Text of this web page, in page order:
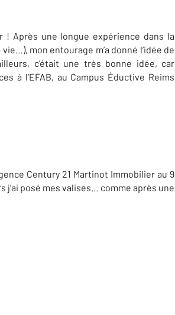
! Après une longue expérience dans la
mon entourage m’a donné l’idée de
c’était une très bonne idée, car
à l’EFAB, au Campus Éductive Reims
Century 21 Martinot Immobilier au 9
j’ai posé mes valises… comme après une